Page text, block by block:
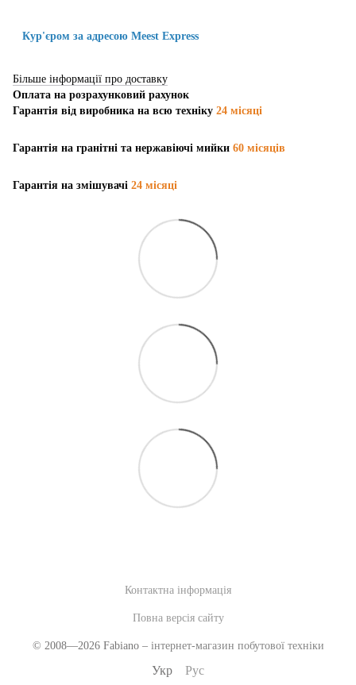
Кур'єром за адресою Meest Express
Більше інформації про доставку
Оплата на розрахунковий рахунок
Гарантія від виробника на всю техніку 24 місяці
Гарантія на гранітні та нержавіючі мийки 60 місяців
Гарантія на змішувачі 24 місяці
Контактна інформація
Повна версія сайту
© 2008—2026 Fabiano – інтернет-магазин побутової техніки
Укр Рус